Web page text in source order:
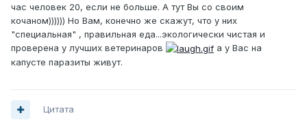
час человек 20, если не больше. А тут Вы со своим
кочаном)))))) Но Вам, конечно же скажут, что у них
"специальная" , правильная еда...экологически чистая и
проверена у лучших ветеринаров
а у Вас на
капусте паразиты живут.
Цитата